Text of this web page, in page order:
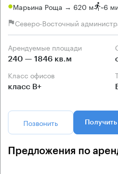
Марьина Роща → 620 м ~6
Северо-Восточный
Арендуемые площади
240 — 1846 кв.м
Класс офисов
класс B+
Позвонить
Предложения по